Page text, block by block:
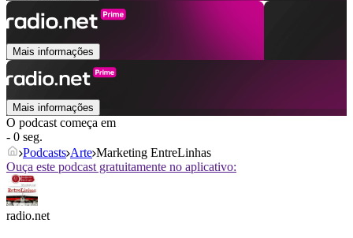
Mais informações
Mais informações
O podcast começa em
- 0 seg.
Podcasts Arte Marketing EntreLinhas
Ouça este podcast gratuitamente no aplicativo:
radio.net